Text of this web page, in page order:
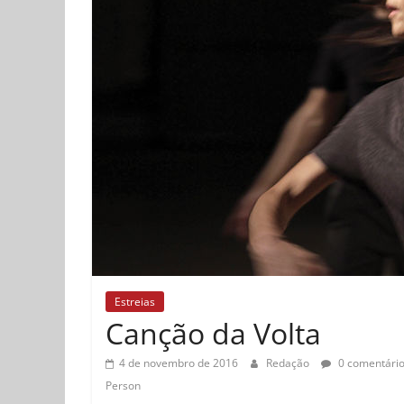
Estreias
Canção da Volta
4 de novembro de 2016 Redação 0
Person